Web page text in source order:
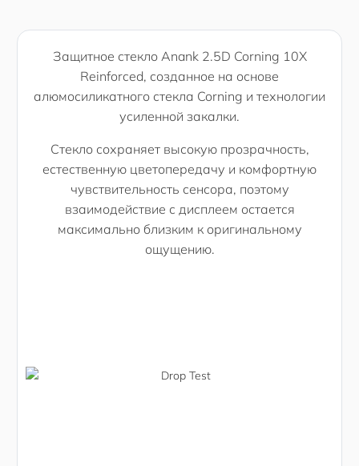
Защитное стекло Anank 2.5D Corning 10X
Reinforced, созданное на основе
алюмосиликатного стекла Corning и технологии
усиленной закалки.
Стекло сохраняет высокую прозрачность,
естественную цветопередачу и комфортную
чувствительность сенсора, поэтому
взаимодействие с дисплеем остается
максимально близким к оригинальному
ощущению.